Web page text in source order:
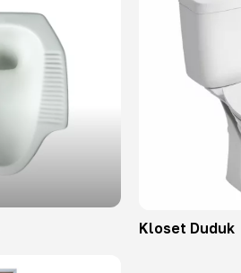
Kloset Duduk